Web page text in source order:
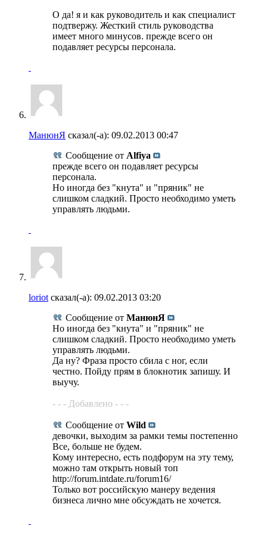
О да! я и как руководитель и как специалист
подтвержу. Жесткий стиль руководства
имеет много минусов. прежде всего он
подавляет ресурсы персонала.
МанюнЯ сказал(-а): 09.02.2013 00:47
Сообщение от Alfiya
прежде всего он подавляет ресурсы
персонала.
Но иногда без "кнута" и "пряник" не
слишком сладкий. Просто необходимо уметь
управлять людьми.
loriot сказал(-а): 09.02.2013 03:20
Сообщение от МанюнЯ
Но иногда без "кнута" и "пряник" не
слишком сладкий. Просто необходимо уметь
управлять людьми.
Да ну? Фраза просто сбила с ног, если
честно. Пойду прям в блокнотик запишу. И
выучу.
- - - Добавлено - - -
Сообщение от Wild
девочки, выходим за рамки темы постепенно
Все, больше не будем.
Кому интересно, есть подфорум на эту тему,
можно там открыть новый топ
http://forum.intdate.ru/forum16/
Только вот российскую манеру ведения
бизнеса лично мне обсуждать не хочется.